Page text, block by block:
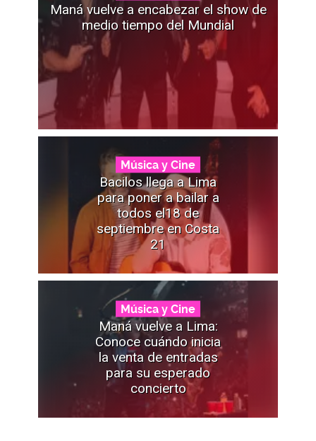
Maná vuelve a encabezar el show de
medio tiempo del Mundial
Música y Cine
Bacilos llega a Lima
para poner a bailar a
todos el18 de
septiembre en Costa
21
Música y Cine
Maná vuelve a Lima:
Conoce cuándo inicia
la venta de entradas
para su esperado
concierto